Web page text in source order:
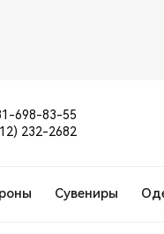
698-83-55
232-2682
Сувениры